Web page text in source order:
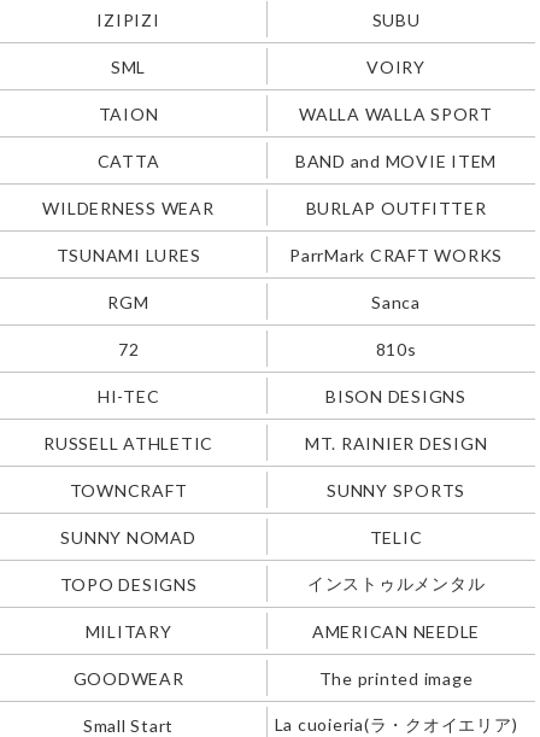
IZIPIZI SUBU
SML VOIRY
TAION WALLA WALLA SPORT
CATTA BAND and MOVIE ITEM
WILDERNESS WEAR BURLAP OUTFITTER
TSUNAMI LURES ParrMark CRAFT WORKS
RGM Sanca
72 810s
HI-TEC BISON DESIGNS
RUSSELL ATHLETIC MT. RAINIER DESIGN
TOWNCRAFT SUNNY SPORTS
SUNNY NOMAD TELIC
TOPO DESIGNS インストゥルメンタル
MILITARY AMERICAN NEEDLE
GOODWEAR The printed image
Small Start La cuoieria(ラ・クオイエリア)